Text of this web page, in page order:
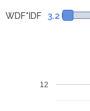
WDF*IDF 3.2
12